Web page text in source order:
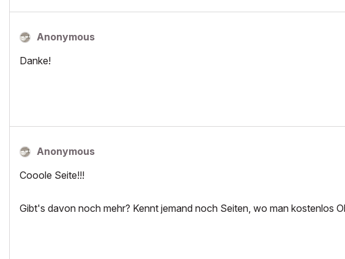
Anonymous
Danke!
Anonymous
Cooole Seite!!!
Gibt's davon noch mehr? Kennt jemand noch Seiten, wo man kostenlos